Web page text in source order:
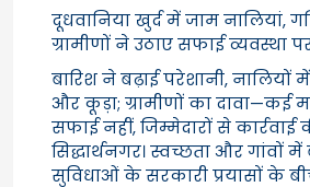
दूधवानिया खुर्द में जाम नालियां,
ग्रामीणों ने उठाए सफाई व्यवस्था
बारिश ने बढ़ाई परेशानी, नालियों
और कूड़ा; ग्रामीणों का दावा—कई
सफाई नहीं, जिम्मेदारों से
सिद्धार्थनगर। स्वच्छता और गांवों
सुविधाओं के सरकारी प्रयासों के